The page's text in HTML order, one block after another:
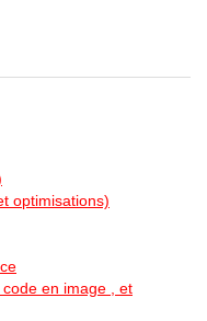
optimisations)
en image , et